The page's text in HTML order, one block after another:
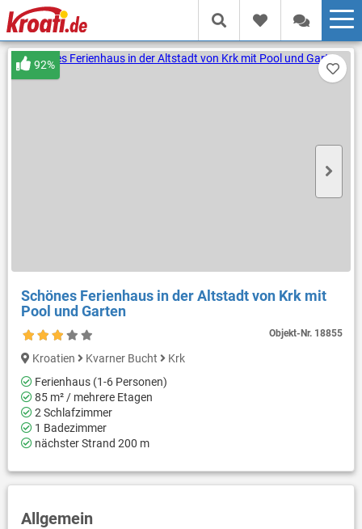
Schönes Ferienhaus in der Altstadt von Krk mit
Pool und Garten
Objekt-Nr. 18855
92%
Kroatien Kvarner Bucht
Krk
Ferienhaus (1-6 Personen)
85 m² / mehrere Etagen
2 Schlafzimmer
1 Badezimmer
nächster Strand 200 m
Allgemein